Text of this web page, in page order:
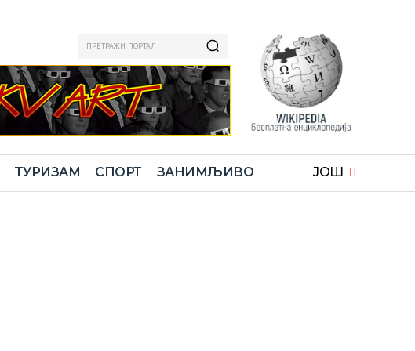
ПРЕТРАЖИ ПОРТАЛ
TУРИЗАМ СПОРТ ЗАНИМЉИВО ЈОШ